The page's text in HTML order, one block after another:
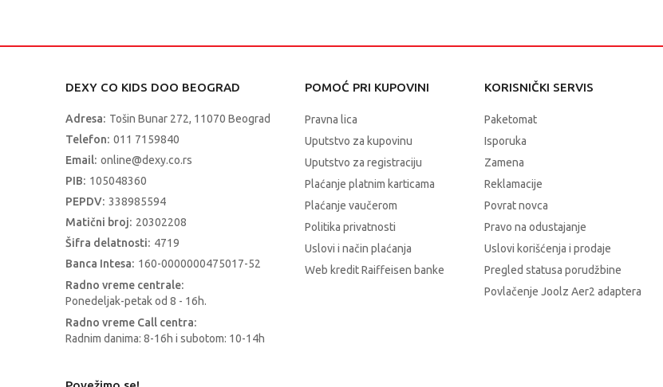
DEXY CO KIDS DOO BEOGRAD
Adresa: Tošin Bunar 272, 11070 Beograd
Telefon: 011 7159840
Email: online@dexy.co.rs
PIB: 105048360
PEPDV: 338985594
Matični broj: 20302208
Šifra delatnosti: 4719
Banca Intesa: 160-0000000475017-52
Radno vreme centrale:
Ponedeljak-petak od 8 - 16h.
Radno vreme Call centra:
Radnim danima: 8-16h i subotom: 10-14h
POMOĆ PRI KUPOVINI
Pravna lica
Uputstvo za kupovinu
Uputstvo za registraciju
Plaćanje platnim karticama
Plaćanje vaučerom
Politika privatnosti
Uslovi i način plaćanja
Web kredit Raiffeisen banke
KORISNIČKI SERVIS
Paketomat
Isporuka
Zamena
Reklamacije
Povrat novca
Pravo na odustajanje
Uslovi korišćenja i prodaje
Pregled statusa porudžbine
Povlačenje Joolz Aer2 adaptera